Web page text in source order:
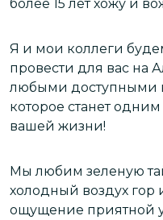
более 15 лет хожу и
Я и мои коллеги
провести для вас на
любыми доступными
которое станет
вашей жизни!
Мы любим зеленую
холодный воздух
ощущение приятной